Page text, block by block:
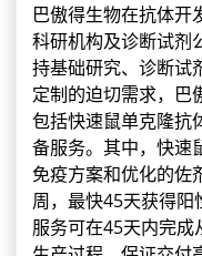
巴傲得生物在抗体开
科研机构及诊断试剂
持基础研究、诊断试
定制的迫切需求，巴
包括快速鼠单克隆抗
备服务。其中，快速
免疫方案和优化的佐
周，最快45天获得
服务可在45天内完